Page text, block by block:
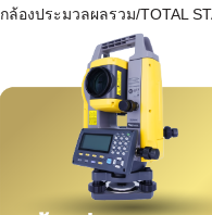
กล้องประมวลผลรวม/TOTAL